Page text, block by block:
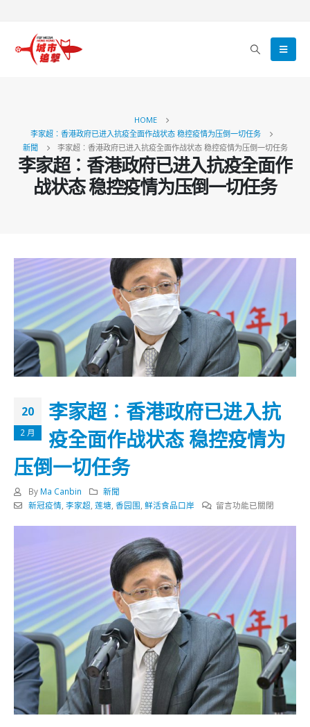
HOME
李家超︰香港政府已进入抗疫全面作战状态 稳控疫情为压倒一切任务
新聞
李家超︰香港政府已进入抗疫全面作战状态 稳控疫情为压倒一切任务
李家超︰香港政府已进入抗疫全面作
战状态 稳控疫情为压倒一切任务
20
2 月
李家超︰香港政府已进入抗
疫全面作战状态 稳控疫情为
压倒一切任务
By Ma Canbin
新聞
新冠疫情, 李家超, 莲塘, 香园围, 鲜活食品口岸
在
︰
香
政
府
已
进
入
抗
疫
全
面
留言功能已關閉